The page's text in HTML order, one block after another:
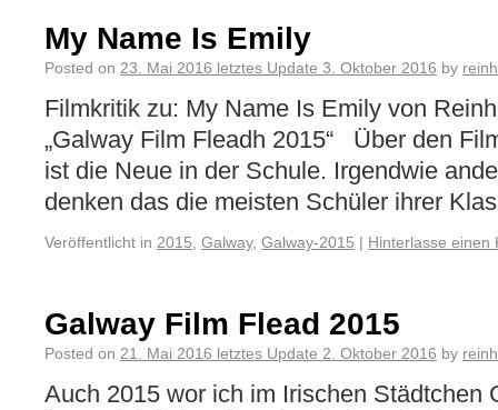
My Name Is Emily
Posted on 23. Mai 2016 letztes Update 3. Oktober 2016 by
Filmkritik zu: My Name Is Emily von
„Galway Film Fleadh 2015“ Über den
ist die Neue in der Schule. Irgendwie
denken das die meisten Schüler ihrer
Veröffentlicht in 2015 Galway, Galway-2015 | Hinterlasse einen
Galway Film Flead 2015
Posted on 21. Mai 2016 letztes Update 2. Oktober 2016 by
Auch 2015 wor ich im Irischen Städtchen